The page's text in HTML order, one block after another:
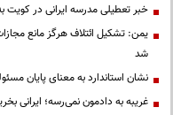
خبر تعطیلی مدرسه ایرانی در
یمن: تشکیل ائتلاف هرگز مانع
شد
نشان استاندارد به معنای پایان
غریبه به دادمون نمی‌رسه؛ ایرانی